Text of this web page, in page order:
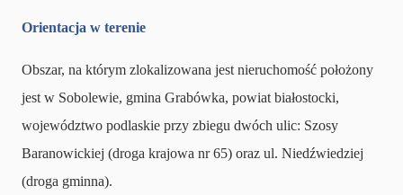
Orientacja w terenie
Obszar, na którym zlokalizowana jest nieruchomość położony
jest w Sobolewie, gmina Grabówka, powiat białostocki,
województwo podlaskie przy zbiegu dwóch ulic: Szosy
Baranowickiej (droga krajowa nr 65) oraz ul. Niedźwiedziej
(droga gminna).